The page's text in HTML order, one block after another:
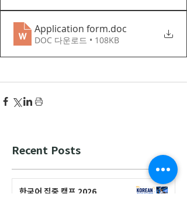
Application form.doc
DOC 다운로드 • 108KB
Recent Posts
한국어 집중 캠프 2026